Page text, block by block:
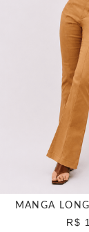
MANGA
R$